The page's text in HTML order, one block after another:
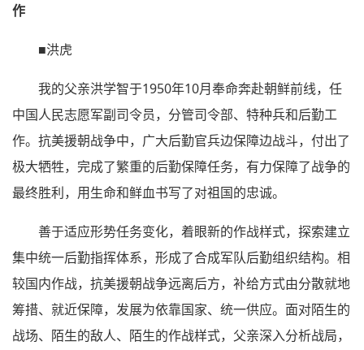
作
■洪虎
我的父亲洪学智于1950年10月奉命奔赴朝鲜前线，任
中国人民志愿军副司令员，分管司令部、特种兵和后勤工
作。抗美援朝战争中，广大后勤官兵边保障边战斗，付出了
极大牺牲，完成了繁重的后勤保障任务，有力保障了战争的
最终胜利，用生命和鲜血书写了对祖国的忠诚。
善于适应形势任务变化，着眼新的作战样式，探索建立
集中统一后勤指挥体系，形成了合成军队后勤组织结构。相
较国内作战，抗美援朝战争远离后方，补给方式由分散就地
筹措、就近保障，发展为依靠国家、统一供应。面对陌生的
战场、陌生的敌人、陌生的作战样式，父亲深入分析战局，